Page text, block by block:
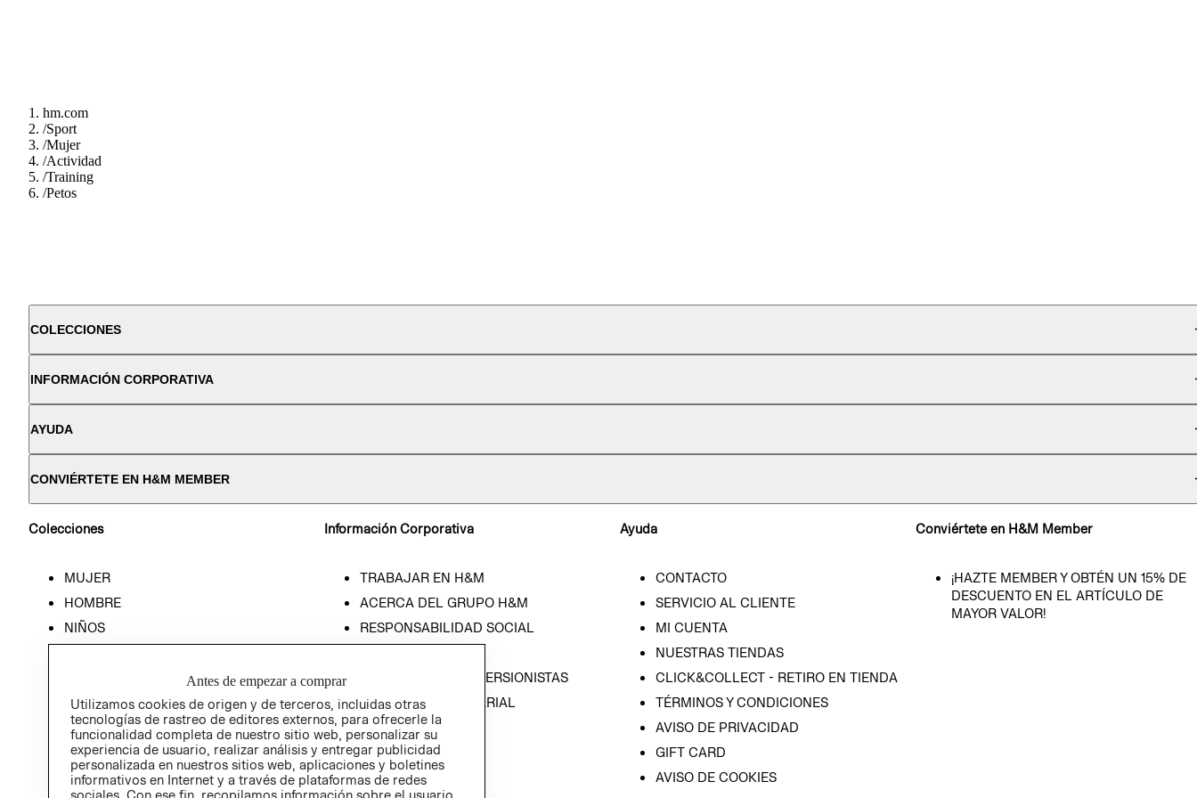
hm.com
/Sport
/Mujer
/Actividad
/Training
/Petos
COLECCIONES
INFORMACIÓN CORPORATIVA
AYUDA
CONVIÉRTETE EN H&M MEMBER
Colecciones
MUJER
HOMBRE
NIÑOS
Información Corporativa
TRABAJAR EN H&M
ACERCA DEL GRUPO H&M
RESPONSABILIDAD SOCIAL
RELACIÓN CON INVERSIONISTAS
POLÍTICA EMPRESARIAL
Ayuda
CONTACTO
SERVICIO AL CLIENTE
MI CUENTA
NUESTRAS TIENDAS
CLICK&COLLECT - RETIRO EN TIENDA
TÉRMINOS Y CONDICIONES
AVISO DE PRIVACIDAD
GIFT CARD
AVISO DE COOKIES
Conviértete en H&M Member
¡HAZTE MEMBER Y OBTÉN UN 15% DE
DESCUENTO EN EL ARTÍCULO DE
MAYOR VALOR!
Antes de empezar a comprar
Utilizamos cookies de origen y de terceros, incluidas otras
tecnologías de rastreo de editores externos, para ofrecerle la
funcionalidad completa de nuestro sitio web, personalizar su
experiencia de usuario, realizar análisis y entregar publicidad
personalizada en nuestros sitios web, aplicaciones y boletines
informativos en Internet y a través de plataformas de redes
sociales. Con ese fin, recopilamos información sobre el usuario,